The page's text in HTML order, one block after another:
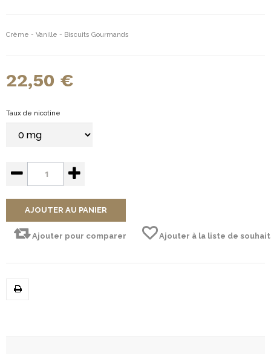
Crème - Vanille - Biscuits Gourmands
22,50 €
Taux de nicotine
AJOUTER AU PANIER
Ajouter pour comparer Ajouter à la liste de